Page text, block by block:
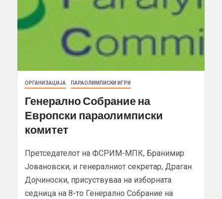
ОРГАНИЗАЦИЈА ПАРАОЛИМПИСКИ ИГРИ
Генерално Собрание на
Европски параолимписки
комитет
Претседателот на ФСРИМ-МПК, Бранимир
Јовановски, и генералниот секретар, Драган
Дојчиноски, присуствуваа на изборната
седница на 8-то Генерално Собрание на